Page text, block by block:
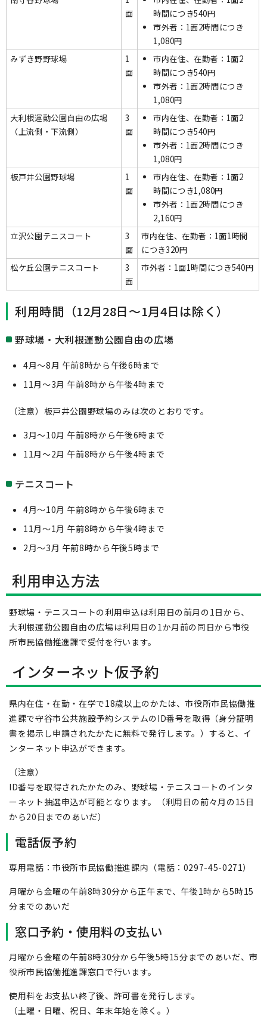
面
時間につき540円
市外者：1面2時間につき
1,080円
みずき野野球場
1
面
市内在住、在勤者：1面2
時間につき540円
市外者：1面2時間につき
1,080円
大利根運動公園自由の広場
（上流側・下流側）
3
面
市内在住、在勤者：1面2
時間につき540円
市外者：1面2時間につき
1,080円
板戸井公園野球場
1
面
市内在住、在勤者：1面2
時間につき1,080円
市外者：1面2時間につき
2,160円
立沢公園テニスコート
3
面
市内在住、在勤者：1面1時間
につき320円
松ケ丘公園テニスコート
3
面
市外者：1面1時間につき540円
利用時間（12月28日～1月4日は除く）
野球場・大利根運動公園自由の広場
4月～8月 午前8時から午後6時まで
11月～3月 午前8時から午後4時まで
（注意）板戸井公園野球場のみは次のとおりです。
3月～10月 午前8時から午後6時まで
11月～2月 午前8時から午後4時まで
テニスコート
4月～10月 午前8時から午後6時まで
11月～1月 午前8時から午後4時まで
2月～3月 午前8時から午後5時まで
利用申込方法
野球場・テニスコートの利用申込は利用日の前月の1日から、
大利根運動公園自由の広場は利用日の1か月前の同日から市役
所市民協働推進課で受付を行います。
インターネット仮予約
県内在住・在勤・在学で18歳以上のかたは、市役所市民協働推
進課で守谷市公共施設予約システムのID番号を取得（身分証明
書を掲示し申請されたかたに無料で発行します。）すると、イ
ンターネット申込ができます。
（注意）
ID番号を取得されたかたのみ、野球場・テニスコートのインタ
ーネット抽選申込が可能となります。（利用日の前々月の15日
から20日までのあいだ）
電話仮予約
専用電話：市役所市民協働推進課内（電話：0297-45-0271）
月曜から金曜の午前8時30分から正午まで、午後1時から5時15
分までのあいだ
窓口予約・使用料の支払い
月曜から金曜の午前8時30分から午後5時15分までのあいだ、市
役所市民協働推進課窓口で行います。
使用料をお支払い終了後、許可書を発行します。
（土曜・日曜、祝日、年末年始を除く。）